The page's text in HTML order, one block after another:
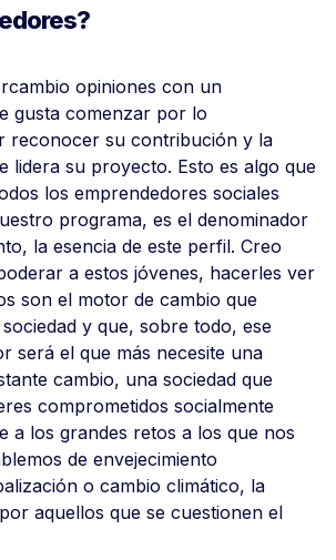
opiniones con un
gusta comenzar por lo
reconocer su contribución y la
lidera su proyecto. Esto es algo que
los emprendedores sociales
programa, es el denominador
la esencia de este perfil. Creo
a estos jóvenes, hacerles ver
son el motor de cambio que
y que, sobre todo, ese
será el que más necesite una
cambio, una sociedad que
comprometidos socialmente
a los grandes retos a los que nos
de envejecimiento
o cambio climático, la
aquellos que se cuestionen el